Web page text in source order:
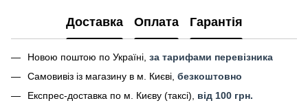
Доставка Оплата Гарантія
Новою поштою по Україні, за тарифами перевізника
Самовивіз із магазину в м. Києві, безкоштовно
Експрес-доставка по м. Києву (таксі), від 100 грн.